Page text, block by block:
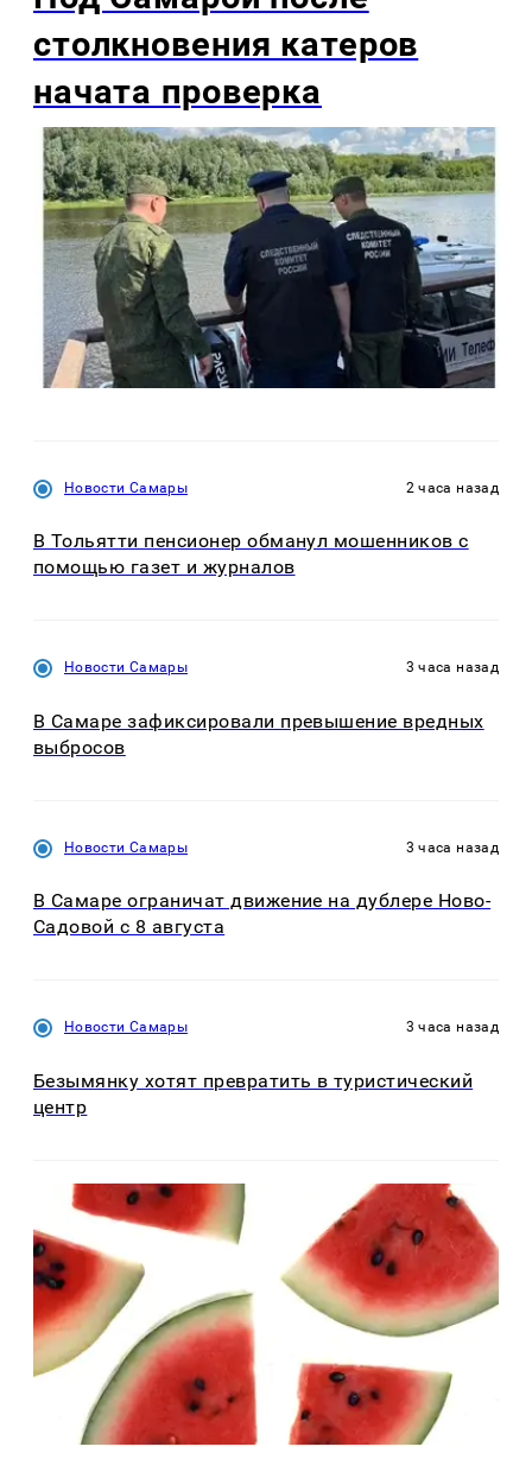
столкновения катеров
начата проверка
Новости Самары 2 часа назад
В Тольятти пенсионер обманул мошенников с
помощью газет и журналов
Новости Самары 3 часа назад
В Самаре зафиксировали превышение вредных
выбросов
Новости Самары 3 часа назад
В Самаре ограничат движение на дублере Ново-
Садовой с 8 августа
Новости Самары 3 часа назад
Безымянку хотят превратить в туристический
центр